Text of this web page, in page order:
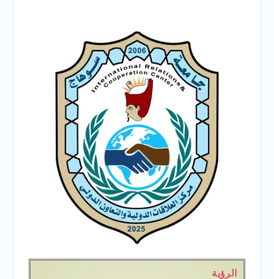
جامعة سوهاج تفتح أبوابها
لطلاب الثانوية العامة فى أولى
أيام المرحلة الأولى للتنسيق
الإلكتروني للقبول بالجامعات
2026
الرؤية